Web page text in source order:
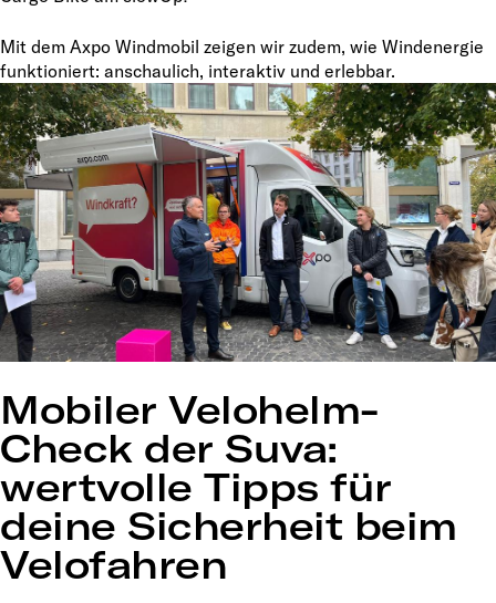
Mit dem Axpo Windmobil zeigen wir zudem, wie Windenergie
funktioniert: anschaulich, interaktiv und erlebbar.
Mobiler Velohelm-
Check der Suva:
wertvolle Tipps für
deine Sicherheit beim
Velofahren